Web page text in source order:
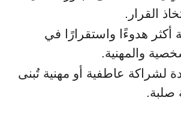
القرار.
أكثر هدوءًا واستقرارًا في
والمهنية.
لشراكة عاطفية أو مهنية تُبنى
صلبة.